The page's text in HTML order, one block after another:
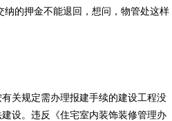
的押金不能退回，想问，物管处这样
关规定需办理报建手续的建设工程没
设。违反《住宅室内装饰装修管理办